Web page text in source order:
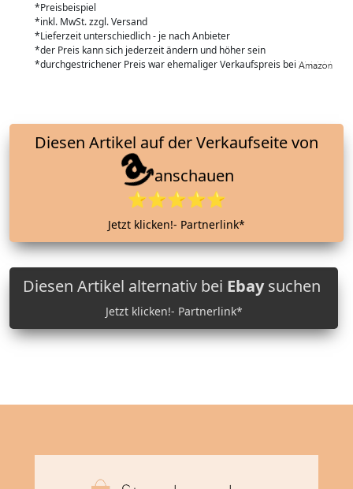
*Preisbeispiel
*inkl. MwSt. zzgl. Versand
*Lieferzeit unterschiedlich - je nach Anbieter
*der Preis kann sich jederzeit ändern und höher sein
*durchgestrichener Preis war ehemaliger Verkaufspreis bei
anschauen
⭐⭐⭐⭐⭐
Jetzt klicken!- Partnerlink*
Diesen Artikel alternativ bei Ebaysuchen
Jetzt klicken!- Partnerlink*